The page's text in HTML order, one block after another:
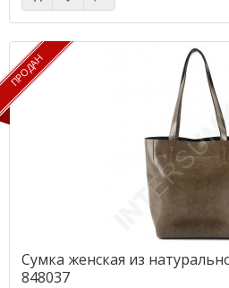
ПРОДАН
ПРОДАН
Сумка женская из
848037